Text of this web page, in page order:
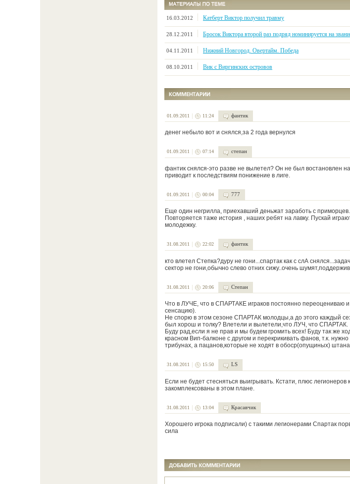
16.03.2012 Катберт Виктор получил травму
28.12.2011 Бросок Виктора второй раз подряд номинируется на
04.11.2011 Нижний Новгород. Овертайм. Победа
08.10.2011 Вик с Виргинских островов
01.09.2011 11:24 фантик
денег небыло вот и снялся,за 2 года вернулся
01.09.2011 07:14 степан
фантик снялся-это разве не вылетел? Он не был востановлен
приводит к последствиям понижение в лиге.
01.09.2011 00:04 777
Еще один негрилла, приехавший деньжат заработь с приморцев.
Повторяется таже история , наших ребят на лавку. Пускай
молодежку.
31.08.2011 22:02 фантик
кто влетел Степка?дуру не гони...спартак как с слА
сектор не гони,обычно слево отних сижу..очень
31.08.2011 20:06 Степан
Что в ЛУЧЕ, что в СПАРТАКЕ играков постоянно переоцениваю
сенсацию).
Не спорю в этом сезоне СПАРТАК молодцы,а до этого каждый
был хорош и толку? Влетели и вылетели,что ЛУЧ, что СПАРТАК.
Буду рад,если я не прав и мы будем громить всех! Буду так же
красном Вип-балконе с другом и перекрикивать фанов, т.к.
трибунах, а пацанов,которые не ходят в обоср(опущиных)
31.08.2011 15:50 LS
Если не будет стесняться выигрывать. Кстати, плюс легионеров
закомплексованы в этом плане.
31.08.2011 13:04 Красавчик
Хорошего игрока подписали) с такими легионерами Спартак
сила